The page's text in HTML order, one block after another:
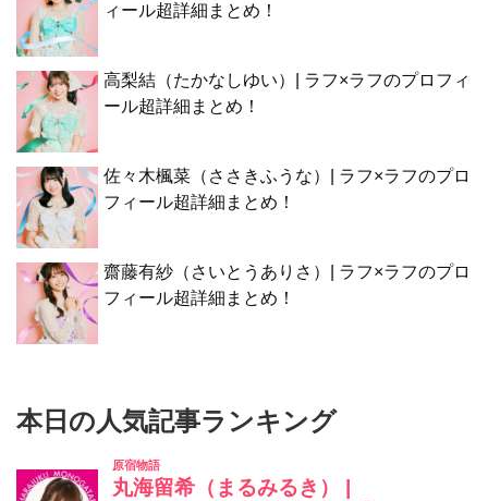
ィール超詳細まとめ！
高梨結（たかなしゆい）| ラフ×ラフのプロフィ
ール超詳細まとめ！
佐々木楓菜（ささきふうな）| ラフ×ラフのプロ
フィール超詳細まとめ！
齋藤有紗（さいとうありさ）| ラフ×ラフのプロ
フィール超詳細まとめ！
本日の人気記事ランキング